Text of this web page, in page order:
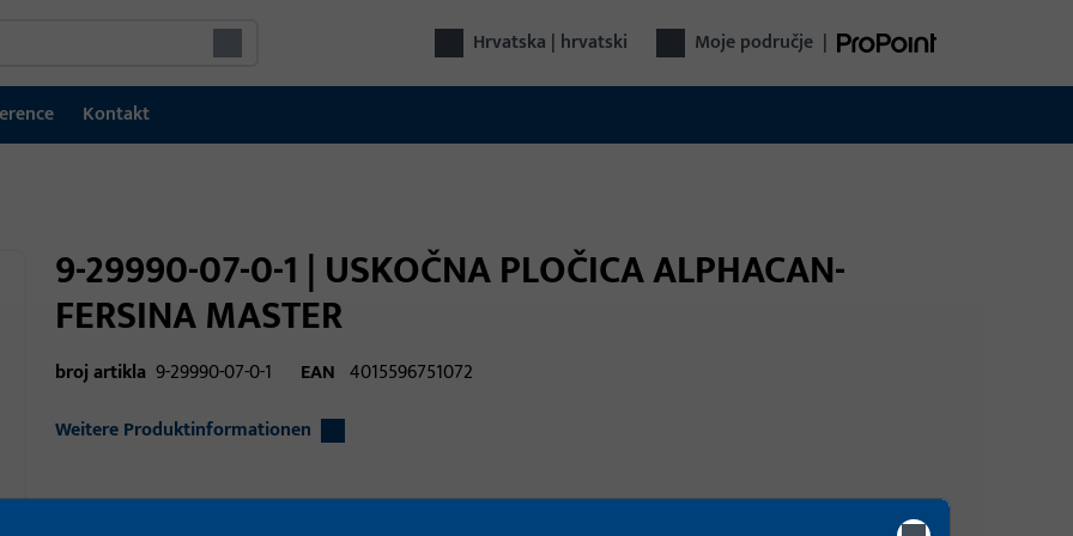
Hrvatska | hrvatski Moje područje |
Kontakt
9-29990-07-0-1 | USKOČNA PLOČICA ALPHACAN-
FERSINA MASTER
broj artikla 9-29990-07-0-1 EAN 4015596751072
Weitere Produktinformationen